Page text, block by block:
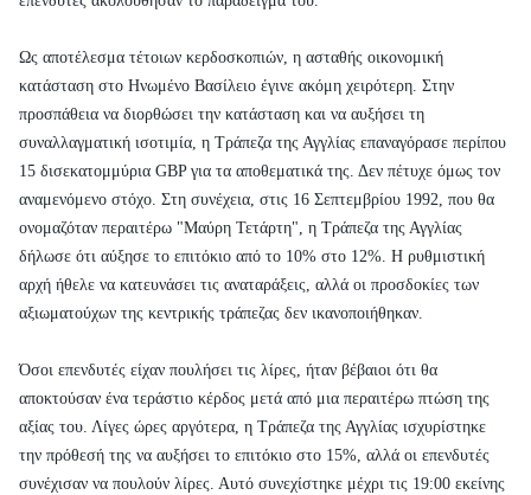
Ως αποτέλεσμα τέτοιων κερδοσκοπιών, η ασταθής οικονομική
κατάσταση στο Ηνωμένο Βασίλειο έγινε ακόμη χειρότερη. Στην
προσπάθεια να διορθώσει την κατάσταση και να αυξήσει τη
συναλλαγματική ισοτιμία, η Τράπεζα της Αγγλίας επαναγόρασε περίπου
15 δισεκατομμύρια GBP για τα αποθεματικά της. Δεν πέτυχε όμως τον
αναμενόμενο στόχο. Στη συνέχεια, στις 16 Σεπτεμβρίου 1992, που θα
ονομαζόταν περαιτέρω "Μαύρη Τετάρτη", η Τράπεζα της Αγγλίας
δήλωσε ότι αύξησε το επιτόκιο από το 10% στο 12%. Η ρυθμιστική
αρχή ήθελε να κατευνάσει τις αναταράξεις, αλλά οι προσδοκίες των
αξιωματούχων της κεντρικής τράπεζας δεν ικανοποιήθηκαν.
Όσοι επενδυτές είχαν πουλήσει τις λίρες, ήταν βέβαιοι ότι θα
αποκτούσαν ένα τεράστιο κέρδος μετά από μια περαιτέρω πτώση της
αξίας του. Λίγες ώρες αργότερα, η Τράπεζα της Αγγλίας ισχυρίστηκε
την πρόθεσή της να αυξήσει το επιτόκιο στο 15%, αλλά οι επενδυτές
συνέχισαν να πουλούν λίρες. Αυτό συνεχίστηκε μέχρι τις 19:00 εκείνης